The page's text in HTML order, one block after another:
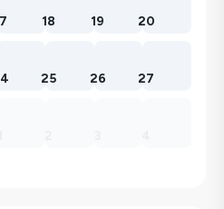
18 19 20
25 26 27